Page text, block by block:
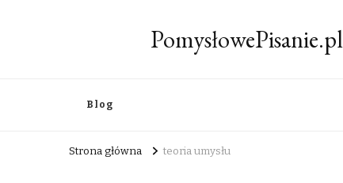
Blog
Strona główna teoria umysłu